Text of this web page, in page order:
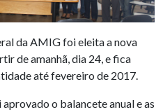
da AMIG foi eleita a nova
de amanhã, dia 24, e fica
até fevereiro de 2017.
o balancete anual e as